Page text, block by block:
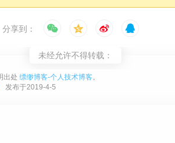
分享到：
未经允许不得转载：
出处 缥缈博客-个人技术博客。
发布于2019-4-5